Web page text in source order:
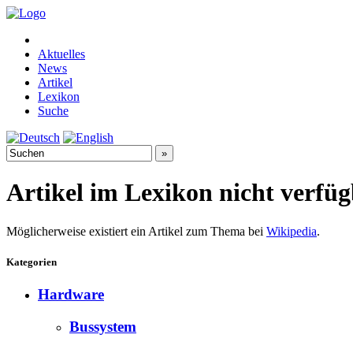
Aktuelles
News
Artikel
Lexikon
Suche
Artikel im Lexikon nicht
Möglicherweise existiert ein Artikel zum Thema bei Wikipedia.
Kategorien
Hardware
Bussystem